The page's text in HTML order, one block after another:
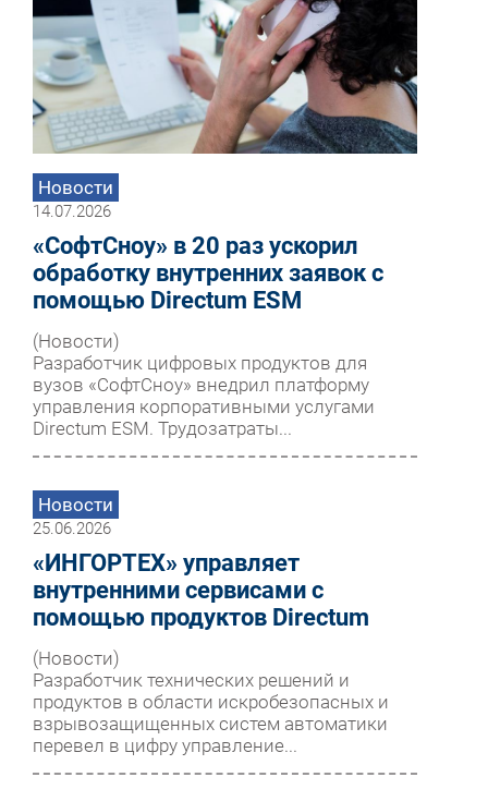
Новости
14.07.2026
«СофтСноу» в 20 раз ускорил
обработку внутренних заявок с
помощью Directum ESM
(Новости)
Разработчик цифровых продуктов для
вузов «СофтСноу» внедрил платформу
управления корпоративными услугами
Directum ESM. Трудозатраты...
Новости
25.06.2026
«ИНГОРТЕХ» управляет
внутренними сервисами с
помощью продуктов Directum
(Новости)
Разработчик технических решений и
продуктов в области искробезопасных и
взрывозащищенных систем автоматики
перевел в цифру управление...